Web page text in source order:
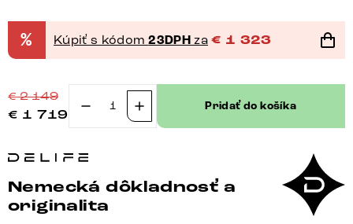
% Kúpiť s kódom23DPH za € 1 323
€2 149
€ 1 719
množstvo
posteľ
180x200
cm
Pridať do košíka
Nemecká dôkladnosť a
originalita